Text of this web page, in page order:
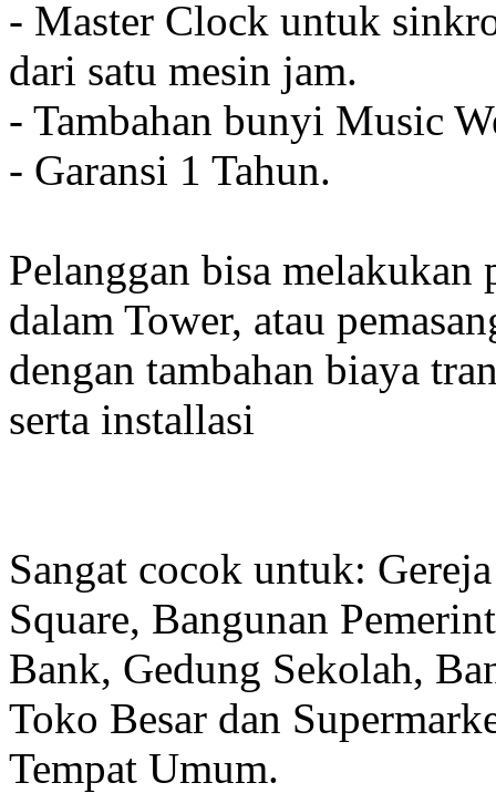
- Master Clock untuk
dari satu mesin jam.
- Tambahan bunyi Music
- Garansi 1 Tahun.
Pelanggan bisa melakukan
dalam Tower, atau
dengan tambahan biaya
serta installasi
Sangat cocok untuk:
Square, Bangunan
Bank, Gedung Sekolah,
Toko Besar dan
Tempat Umum.